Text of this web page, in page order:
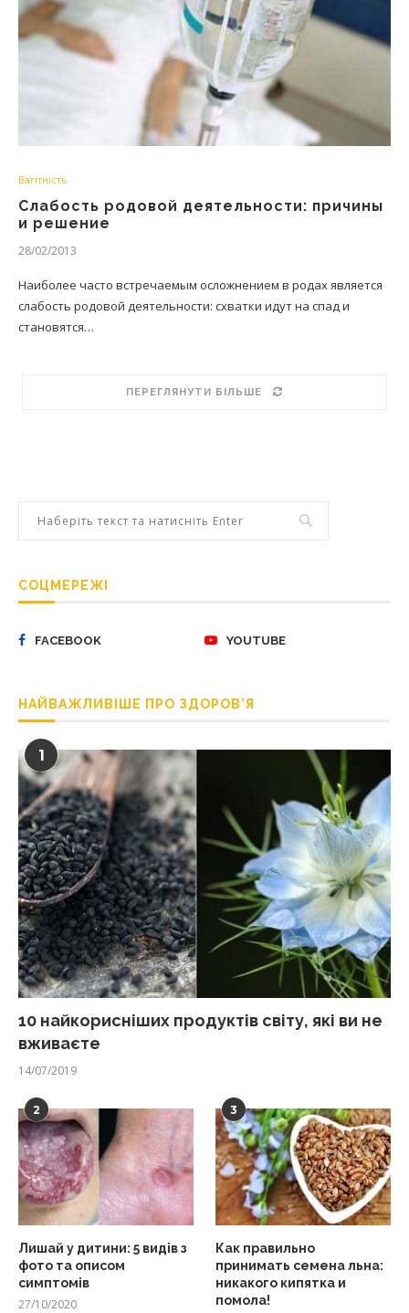
Вагітність
Слабость родовой деятельности: причины
и решение
28/02/2013
Наиболее часто встречаемым осложнением в родах является
слабость родовой деятельности: схватки идут на спад и
становятся…
ПЕРЕГЛЯНУТИ БІЛЬШЕ
СОЦМЕРЕЖІ
FACEBOOK YOUTUBE
НАЙВАЖЛИВІШЕ ПРО ЗДОРОВ’Я
1
10 найкорисніших продуктів світу, які ви не
вживаєте
14/07/2019
2
Лишай у дитини: 5 видів з
фото та описом
симптомів
27/10/2020
3
Как правильно
принимать семена льна:
никакого кипятка и
помола!